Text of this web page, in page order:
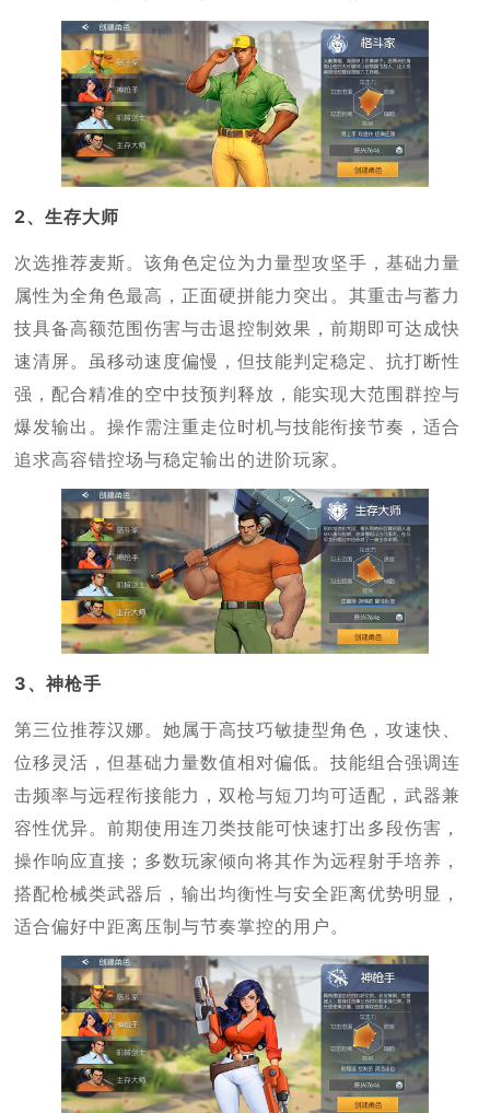
2、生存大师
次选推荐麦斯。该角色定位为力量型攻坚手，基础力量
属性为全角色最高，正面硬拼能力突出。其重击与蓄力
技具备高额范围伤害与击退控制效果，前期即可达成快
速清屏。虽移动速度偏慢，但技能判定稳定、抗打断性
强，配合精准的空中技预判释放，能实现大范围群控与
爆发输出。操作需注重走位时机与技能衔接节奏，适合
追求高容错控场与稳定输出的进阶玩家。
3、神枪手
第三位推荐汉娜。她属于高技巧敏捷型角色，攻速快、
位移灵活，但基础力量数值相对偏低。技能组合强调连
击频率与远程衔接能力，双枪与短刀均可适配，武器兼
容性优异。前期使用连刀类技能可快速打出多段伤害，
操作响应直接；多数玩家倾向将其作为远程射手培养，
搭配枪械类武器后，输出均衡性与安全距离优势明显，
适合偏好中距离压制与节奏掌控的用户。